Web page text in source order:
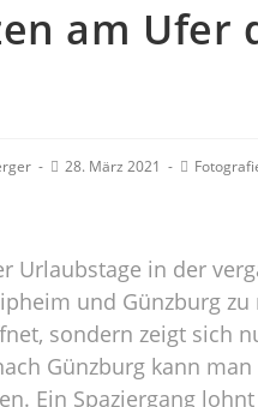
am Ufer
28. März 2021
Urlaubstage in der
und Günzburg
sondern zeigt sich
Günzburg kann
Ein Spaziergang